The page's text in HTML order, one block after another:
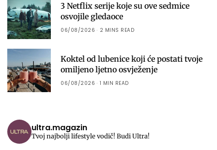
3 Netflix serije koje su ove sedmice
osvojile gledaoce
06/08/2026 2 MINS READ
Koktel od lubenice koji će postati tvoje
omiljeno ljetno osvježenje
06/08/2026 1 MIN READ
ultra.magazin
Tvoj najbolji lifestyle vodič! Budi Ultra!